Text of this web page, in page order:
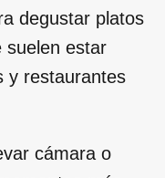
degustar platos
suelen estar
y restaurantes
cámara o